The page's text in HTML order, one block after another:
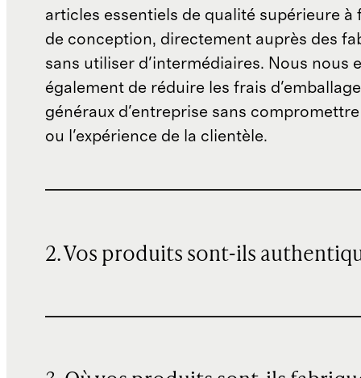
articles essentiels de qualité supérieure à
de conception, directement auprès des
sans utiliser d'intermédiaires. Nous nous
également de réduire les frais
généraux d'entreprise sans
ou l'expérience de la clientèle.
2. Vos produits sont-ils